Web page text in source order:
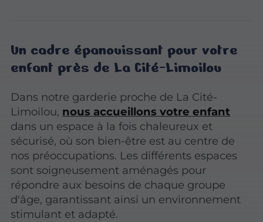
Un cadre épanouissant pour votre
enfant près de La Cité-Limoilou
Dans notre garderie proche de La Cité-
Limoilou, nous accueillons votre enfant
dans un espace à la fois chaleureux et
sécurisé, où son bien-être est au centre de
nos préoccupations. Les différents espaces
sont soigneusement aménagés pour
répondre aux besoins de chaque groupe
d'âge, garantissant ainsi un environnement
stimulant et adapté.